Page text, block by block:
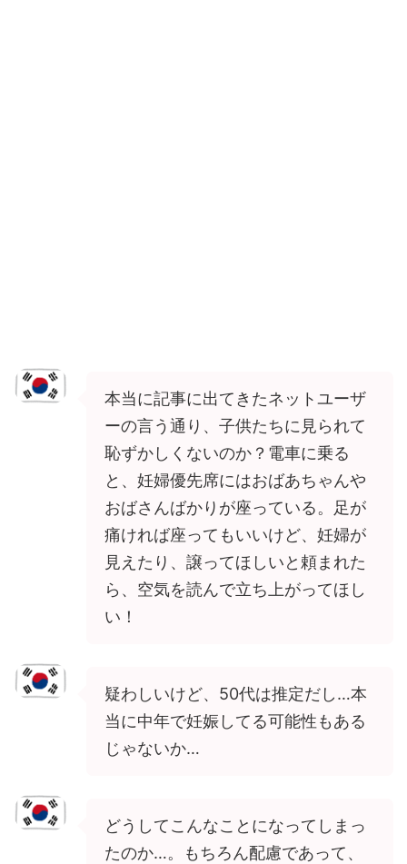
本当に記事に出てきたネットユーザ
ーの言う通り、子供たちに見られて
恥ずかしくないのか？電車に乗る
と、妊婦優先席にはおばあちゃんや
おばさんばかりが座っている。足が
痛ければ座ってもいいけど、妊婦が
見えたり、譲ってほしいと頼まれた
ら、空気を読んで立ち上がってほし
い！
疑わしいけど、50代は推定だし…本
当に中年で妊娠してる可能性もある
じゃないか…
どうしてこんなことになってしまっ
たのか…。もちろん配慮であって、